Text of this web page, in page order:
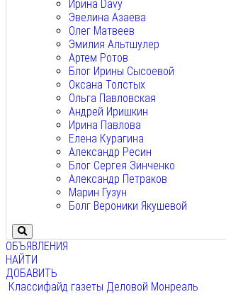
Ирина Davy
Эвелина Азаева
Олег Матвеев
Эмилия Альтшулер
Артем Ротов
Блог Ирины Сысоевой
Оксана Толстых
Ольга Павловская
Андрей Иришкин
Ирина Павлова
Елена Курагина
Александр Ресин
Блог Сергея Зинченко
Александр Петраков
Марин Гузун
Болг Вероники Якушевой
ОБЪЯВЛЕНИЯ
НАЙТИ
ДОБАВИТЬ
Классифайд газеты Деловой Монреаль